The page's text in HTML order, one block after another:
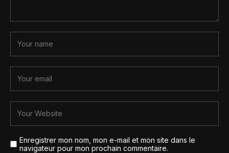
Enregistrer mon nom, mon e-mail et mon site dans le
navigateur pour mon prochain commentaire.